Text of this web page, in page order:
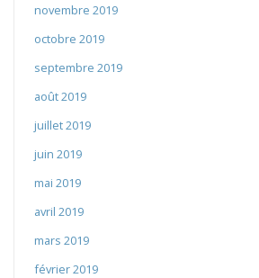
novembre 2019
octobre 2019
septembre 2019
août 2019
juillet 2019
juin 2019
mai 2019
avril 2019
mars 2019
février 2019